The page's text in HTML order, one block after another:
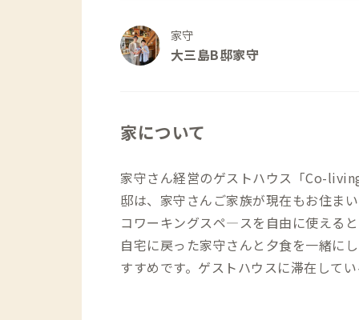
家守
大三島B邸家守
家について
家守さん経営のゲストハウス「Co-
邸は、家守さんご家族が現在もお住ま
コワーキングスペ―スを自由に使える
自宅に戻った家守さんと夕食を一緒に
すすめです。ゲストハウスに滞在して